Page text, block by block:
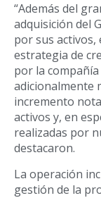
“Además del
adquisición del
por sus activos,
estrategia de
por la
adicionalmente
incremento
activos y, en
realizadas por
destacaron.
La operación
gestión de la